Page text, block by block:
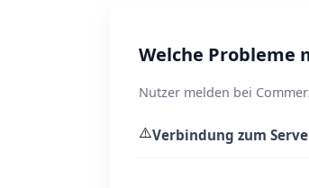
Welche Probleme
Nutzer melden bei
⚠️Verbindung zum